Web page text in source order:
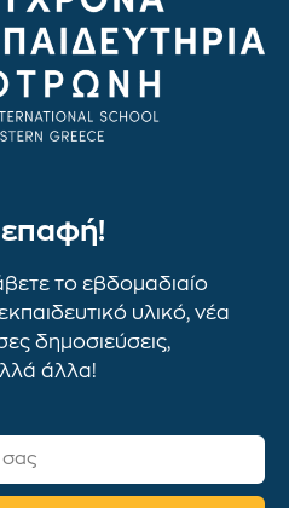
το εβδομαδιαίο
υλικό, νέα
δημοσιεύσεις,
άλλα!